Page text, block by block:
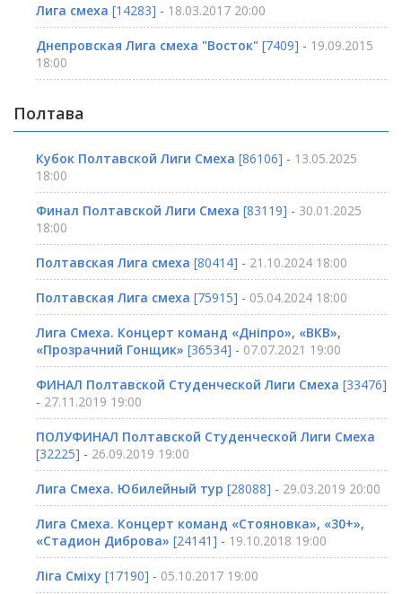
Лига смеха [14283] - 18.03.2017 20:00
Днепровская Лига смеха "Восток" [7409] - 19.09.2015
18:00
Полтава
Кубок Полтавской Лиги Смеха [86106] - 13.05.2025
18:00
Финал Полтавской Лиги Смеха [83119] - 30.01.2025
18:00
Полтавская Лига смеха [80414] - 21.10.2024 18:00
Полтавская Лига смеха [75915] - 05.04.2024 18:00
Лига Смеха. Концерт команд «Дніпро», «ВКВ»,
«Прозрачний Гонщик» [36534] - 07.07.2021 19:00
ФИНАЛ Полтавской Студенческой Лиги Смеха [33476]
- 27.11.2019 19:00
ПОЛУФИНАЛ Полтавской Студенческой Лиги Смеха
[32225] - 26.09.2019 19:00
Лига Смеха. Юбилейный тур [28088] - 29.03.2019 20:00
Лига Смеха. Концерт команд «Стояновка», «30+»,
«Стадион Диброва» [24141] - 19.10.2018 19:00
Ліга Сміху [17190] - 05.10.2017 19:00